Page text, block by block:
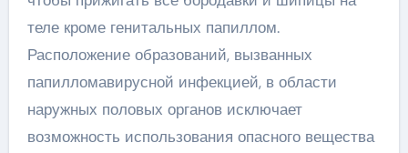
теле кроме генитальных папиллом.
Расположение образований, вызванных
папилломавирусной инфекцией, в области
наружных половых органов исключает
возможность использования опасного вещества